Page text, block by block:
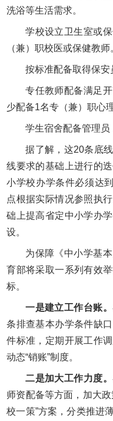
洗浴等生活需求。
学校设立卫生室或
（兼）职校医或保健教师
按标准配备取得保安
专任教师配备满足
少配备1名专（兼）职心
学生宿舍配备管理员
据了解，这20条底
线要求的基础上进行的
小学校办学条件必须达
点根据实际情况参照执
础上提高省定中小学办
设。
为保障《中小学基
育部将采取一系列有效
标。
一是建立工作台账。
条排查基本办学条件缺
件标准，定期开展工作
动态“销账”制度。
二是加大工作力度。
师资配备等方面，加大
校一策”方案，分类推进